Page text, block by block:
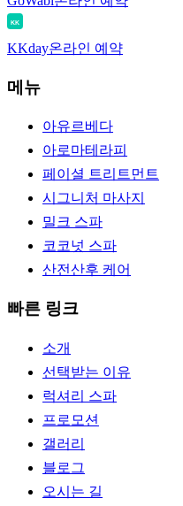
KK
KKday온라인 예약
메뉴
아유르베다
아로마테라피
페이셜 트리트먼트
시그니처 마사지
밀크 스파
코코넛 스파
산전산후 케어
빠른 링크
소개
선택받는 이유
럭셔리 스파
프로모션
갤러리
블로그
오시는 길